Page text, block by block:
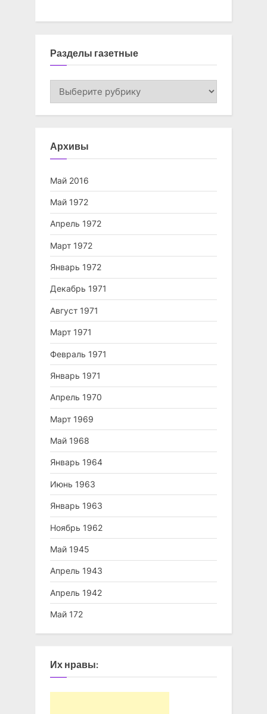
Разделы газетные
Разделы
Архивы
Май 2016
Май 1972
Апрель 1972
Март 1972
Январь 1972
Декабрь 1971
Август 1971
Март 1971
Февраль 1971
Январь 1971
Апрель 1970
Март 1969
Май 1968
Январь 1964
Июнь 1963
Январь 1963
Ноябрь 1962
Май 1945
Апрель 1943
Апрель 1942
Май 172
Их нравы: